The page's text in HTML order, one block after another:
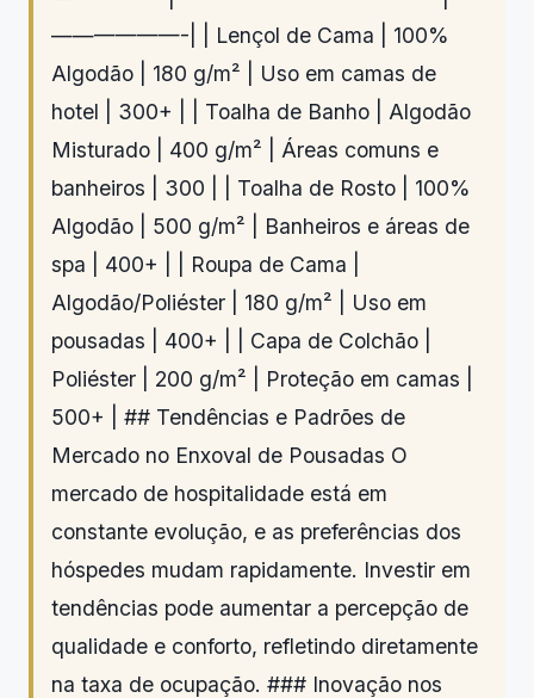
——————-| | Lençol de Cama | 100%
Algodão | 180 g/m² | Uso em camas de
hotel | 300+ | | Toalha de Banho | Algodão
Misturado | 400 g/m² | Áreas comuns e
banheiros | 300 | | Toalha de Rosto | 100%
Algodão | 500 g/m² | Banheiros e áreas de
spa | 400+ | | Roupa de Cama |
Algodão/Poliéster | 180 g/m² | Uso em
pousadas | 400+ | | Capa de Colchão |
Poliéster | 200 g/m² | Proteção em camas |
500+ | ## Tendências e Padrões de
Mercado no Enxoval de Pousadas O
mercado de hospitalidade está em
constante evolução, e as preferências dos
hóspedes mudam rapidamente. Investir em
tendências pode aumentar a percepção de
qualidade e conforto, refletindo diretamente
na taxa de ocupação. ### Inovação nos